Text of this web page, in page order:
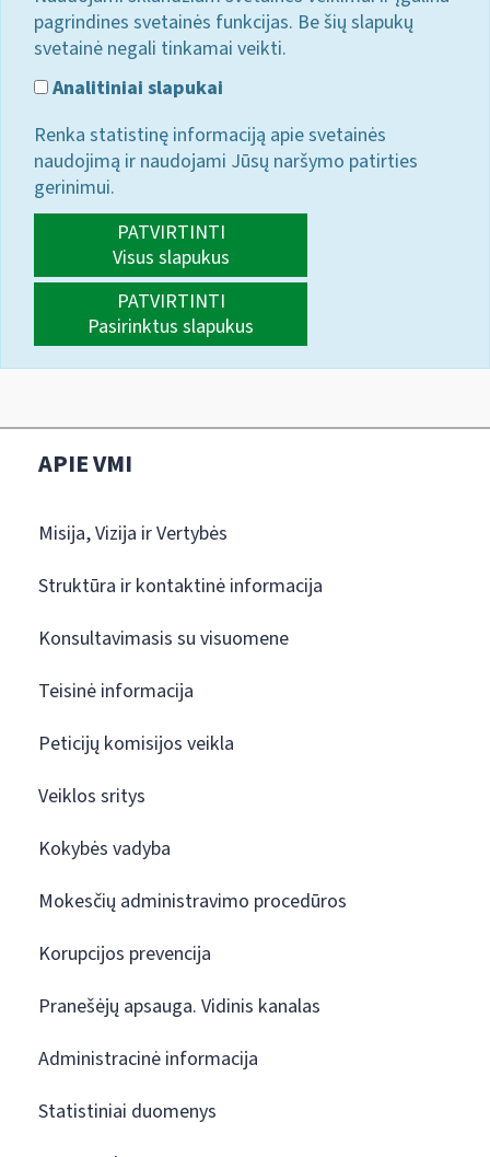
pagrindines svetainės funkcijas. Be šių slapukų
svetainė negali tinkamai veikti.
Analitiniai slapukai
Renka statistinę informaciją apie svetainės
naudojimą ir naudojami Jūsų naršymo patirties
gerinimui.
PATVIRTINTI
Visus slapukus
PATVIRTINTI
Pasirinktus slapukus
APIE VMI
Misija, Vizija ir Vertybės
Struktūra ir kontaktinė informacija
Konsultavimasis su visuomene
Teisinė informacija
Peticijų komisijos veikla
Veiklos sritys
Kokybės vadyba
Mokesčių administravimo procedūros
Korupcijos prevencija
Pranešėjų apsauga. Vidinis kanalas
Administracinė informacija
Statistiniai duomenys